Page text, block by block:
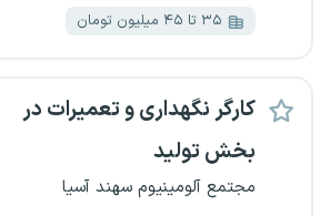
۳۵ تا ۴۵ میلیون تومان
کارگر نگهداری و تعمیرات در
بخش تولید
مجتمع آلومینیوم سهند آسیا